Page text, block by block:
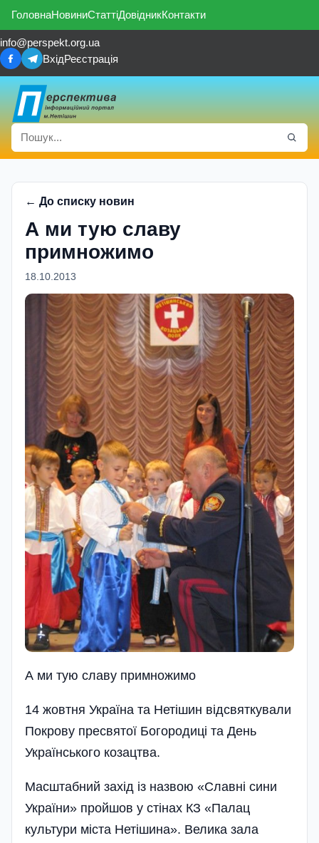
ГоловнаНовиниСтаттіДовідникКонтакти
info@perspekt.org.ua
ВхідРеєстрація
← До списку новин
А ми тую славу
примножимо
18.10.2013
А ми тую славу примножимо
14 жовтня Україна та Нетішин відсвяткували
Покрову пресвятої Богородиці та День
Українського козацтва.
Масштабний захід із назвою «Славні сини
України» пройшов у стінах КЗ «Палац
культури міста Нетішина». Велика зала